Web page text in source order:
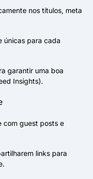
nos títulos, meta
únicas para cada
garantir uma boa
Insights).
com guest posts e
links para